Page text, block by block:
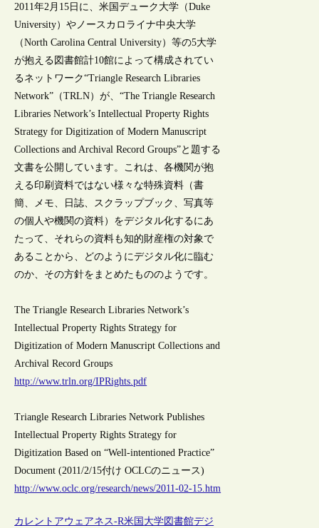
2011年2月15日に、米国デューク大学（Duke
University）やノースカロライナ中央大学
（North Carolina Central University）等の5大学
が抱える図書館計10館によって構成されてい
るネットワーク“Triangle Research Libraries
Network”（TRLN）が、“The Triangle Research
Libraries Network’s Intellectual Property Rights
Strategy for Digitization of Modern Manuscript
Collections and Archival Record Groups”と題する
文書を公開しています。これは、各機関が抱
える印刷資料ではない様々な特殊資料（書
簡、メモ、日誌、スクラップブック、写真等
の個人や機関の資料）をデジタル化するにあ
たって、それらの資料も知的財産権の対象で
あることから、どのようにデジタル化に臨む
のか、その方針をまとめたもののようです。
The Triangle Research Libraries Network’s
Intellectual Property Rights Strategy for
Digitization of Modern Manuscript Collections and
Archival Record Groups
http://www.trln.org/IPRights.pdf
Triangle Research Libraries Network Publishes
Intellectual Property Rights Strategy for
Digitization Based on “Well-intentioned Practice”
Document (2011/2/15付け OCLCのニュース)
http://www.oclc.org/research/news/2011-02-15.htm
カレントアウェアネス-R米国 大学図書館デジ